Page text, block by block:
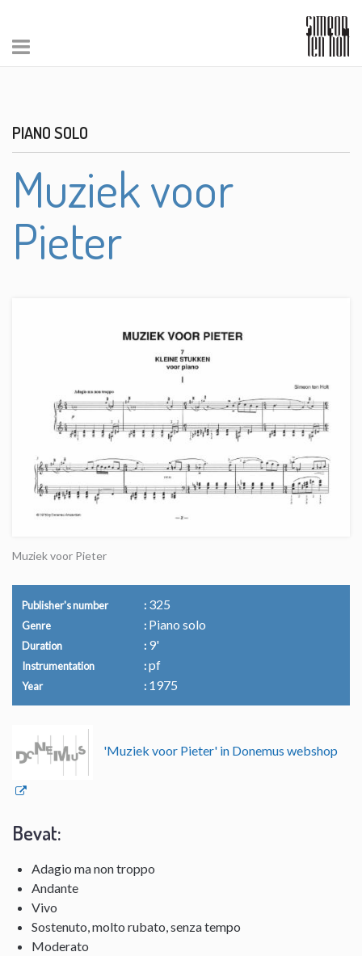
PIANO SOLO
Muziek voor
Pieter
Muziek voor Pieter
Publisher's number 325
Genre Piano solo
Duration 9'
Instrumentation pf
Year 1975
'Muziek voor Pieter' in Donemus webshop
Bevat:
Adagio ma non troppo
Andante
Vivo
Sostenuto, molto rubato, senza tempo
Moderato